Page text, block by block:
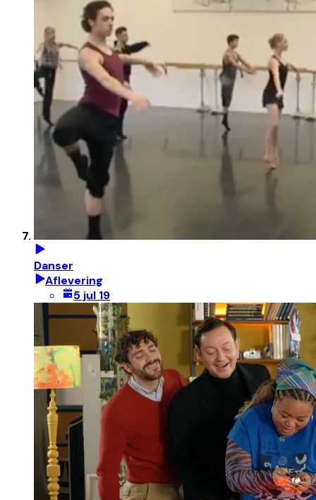
Danser
Aflevering
5 jul 19